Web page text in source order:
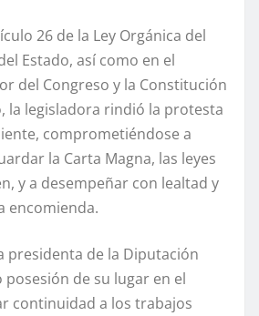
26 de la Ley Orgánica del
Estado, así como en el
del Congreso y la Constitución
la legisladora rindió la protesta
comprometiéndose a
la Carta Magna, las leyes
y a desempeñar con lealtad y
encomienda.
presidenta de la Diputación
de su lugar en el
continuidad a los trabajos